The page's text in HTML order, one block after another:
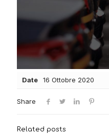
Date 16 Ottobre 2020
Share
Related posts